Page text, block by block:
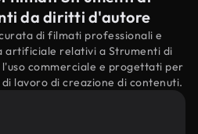
da diritti d'autore
di filmati professionali e
artificiale relativi a Strumenti di
commerciale e progettati per
lavoro di creazione di contenuti.